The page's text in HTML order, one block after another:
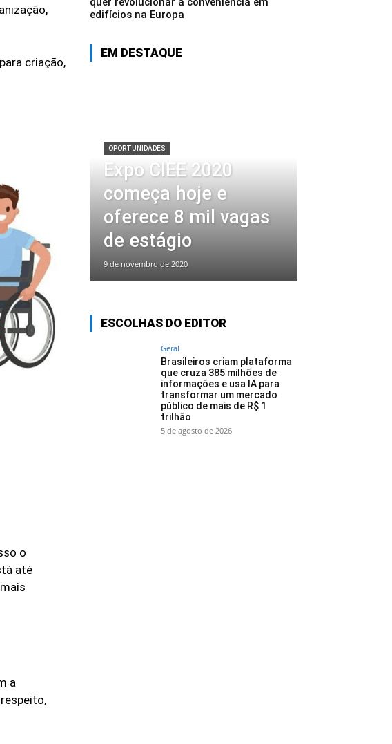
criação,
o
até
a
edifícios na Europa
EM DESTAQUE
OPORTUNIDADES
Expo CIEE 2020
começa hoje e
oferece 8 mil vagas
de estágio
9 de novembro de 2020
ESCOLHAS DO EDITOR
Geral
Brasileiros criam plataforma
que cruza 385 milhões de
informações e usa IA para
transformar um mercado
público de mais de R$ 1
trilhão
5 de agosto de 2026